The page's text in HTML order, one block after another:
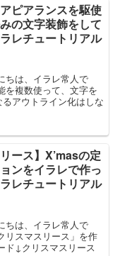
アピアランスを駆使
の文字装飾をして
レチュートリアル
ちは、イラレ常人で
を複数使って、文字を
アウトライン化はしな
ース】X’masの定
ンをイラレで作っ
レチュートリアル
ちは、イラレ常人で
リスマスリース」を作
ド↓クリスマスリース